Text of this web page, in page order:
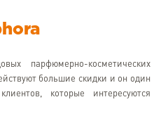
парфюмерно-косметических
большие скидки и он один
которые интересуются